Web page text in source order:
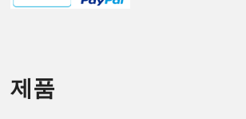
제품